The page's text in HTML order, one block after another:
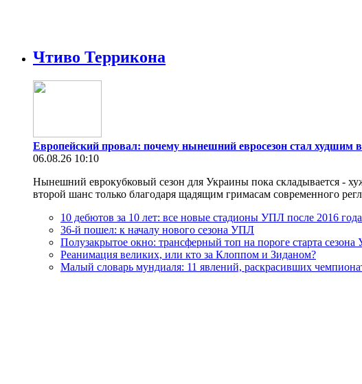
Чтиво Террикона
Европейский провал: почему нынешний евросезон стал худшим
06.08.26 10:10
Нынешний еврокубковый сезон для Украины пока складывается -
второй шанс только благодаря щадящим гримасам современного
10 дебютов за 10 лет: все новые стадионы УПЛ после 2016 года
36-й пошел: к началу нового сезона УПЛ
Полузакрытое окно: трансферный топ на пороге старта
Реанимация великих, или кто за Клоппом и Зиданом?
Малый словарь мундиаля: 11 явлений, раскрасивших